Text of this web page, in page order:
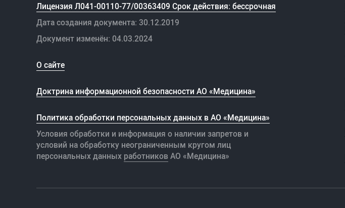
Лицензия Л041-00110-77/00363409 Срок действия: бессрочная
Дата создания документа: 30.12.2019
Документ изменён: 04.03.2024
О сайте
Доктрина информационной безопасности АО «Медицина»
Политика обработки персональных данных в АО «Медицина»
Условия обработки и информация о наличии запретов и
условий на обработку неограниченным кругом лиц
персональных данных работниковАО «Медицина»